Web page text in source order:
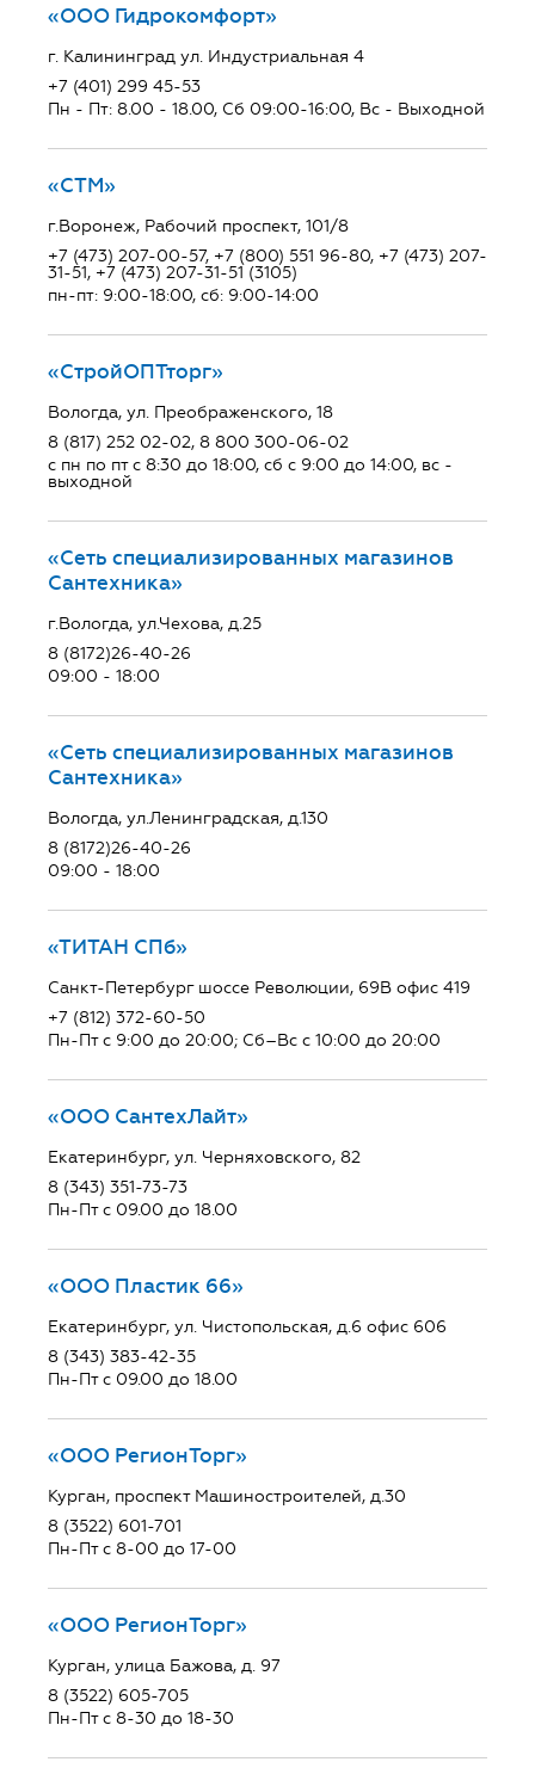
«ООО Гидрокомфорт»
г. Калининград ул. Индустриальная 4
+7 (401) 299 45-53
Пн - Пт: 8.00 - 18.00, Сб 09:00-16:00, Вс - Выходной
«СТМ»
г.Воронеж, Рабочий проспект, 101/8
+7 (473) 207-00-57, +7 (800) 551 96-80, +7 (473) 207-
31-51, +7 (473) 207-31-51 (3105)
пн-пт: 9:00-18:00, сб: 9:00-14:00
«СтройОПТторг»
Вологда, ул. Преображенского, 18
8 (817) 252 02-02, 8 800 300-06-02
с пн по пт с 8:30 до 18:00, сб с 9:00 до 14:00, вс -
выходной
«Сеть специализированных магазинов
Сантехника»
г.Вологда, ул.Чехова, д.25
8 (8172)26-40-26
09:00 - 18:00
«Сеть специализированных магазинов
Сантехника»
Вологда, ул.Ленинградская, д.130
8 (8172)26-40-26
09:00 - 18:00
«ТИТАН СПб»
Санкт-Петербург шоссе Революции, 69В офис 419
+7 (812) 372-60-50
Пн-Пт с 9:00 до 20:00; Сб–Вс с 10:00 до 20:00
«ООО СантехЛайт»
Екатеринбург, ул. Черняховского, 82
8 (343) 351-73-73
Пн-Пт с 09.00 до 18.00
«ООО Пластик 66»
Екатеринбург, ул. Чистопольская, д.6 офис 606
8 (343) 383-42-35
Пн-Пт с 09.00 до 18.00
«ООО РегионТорг»
Курган, проспект Машиностроителей, д.30
8 (3522) 601-701
Пн-Пт с 8-00 до 17-00
«ООО РегионТорг»
Курган, улица Бажова, д. 97
8 (3522) 605-705
Пн-Пт с 8-30 до 18-30